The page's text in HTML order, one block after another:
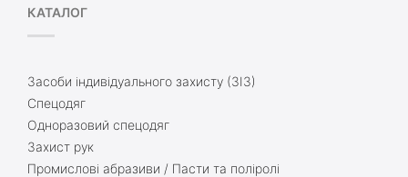
КАТАЛОГ
Засоби індивідуального захисту (ЗІЗ)
Спецодяг
Одноразовий спецодяг
Захист рук
Промислові абразиви / Пасти та поліролі